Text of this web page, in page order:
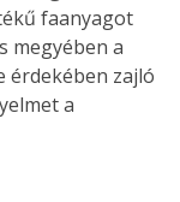
faanyagot
megyében a
érdekében zajló
a